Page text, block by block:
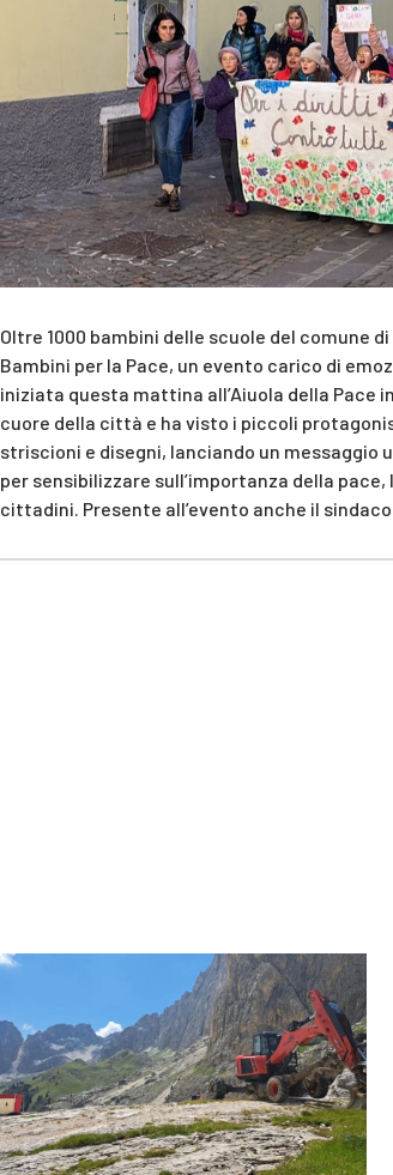
Oltre 1000 bambini delle scuole del comune
Bambini per la Pace, un evento carico di
iniziata questa mattina all’Aiuola della Pace
cuore della città e ha visto i piccoli
striscioni e disegni, lanciando un messaggio
per sensibilizzare sull’importanza della
cittadini. Presente all’evento anche il